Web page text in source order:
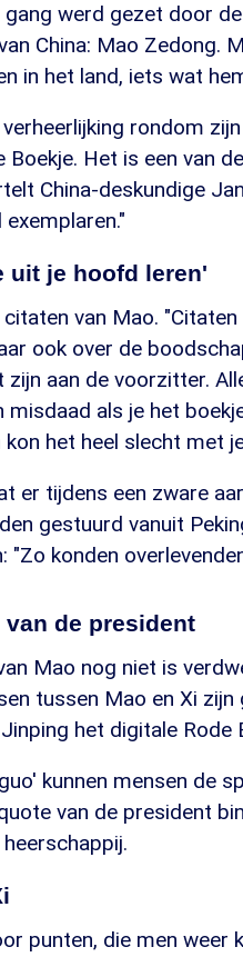
gang werd gezet door
China: Mao Zedong.
in het land, iets wat
rondom
Boekje. Het is een van
China-deskundige
uit je hoofd leren'
van Mao.
ook over de
aan de voorzitter.
misdaad als je het
het heel slecht met
er tijdens een zware
gestuurd vanuit
"Zo konden
de president
Mao nog niet is
tussen Mao en Xi
het digitale Rode
kunnen mensen de
van de president
punten, die men weer